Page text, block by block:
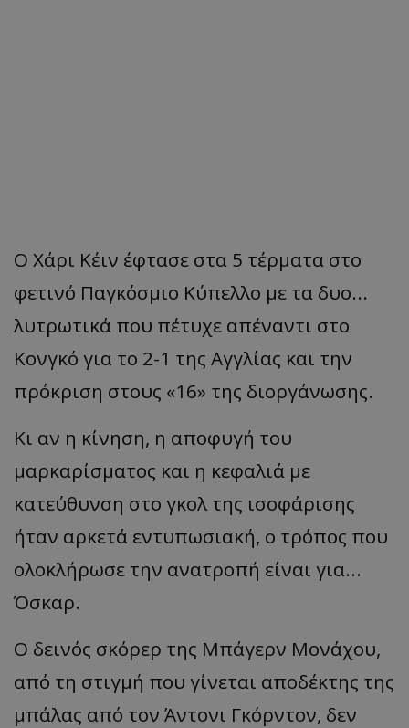
Ο Χάρι Κέιν έφτασε στα 5 τέρματα στο
φετινό Παγκόσμιο Κύπελλο με τα δυο...
λυτρωτικά που πέτυχε απέναντι στο
Κονγκό για το 2-1 της Αγγλίας και την
πρόκριση στους «16» της διοργάνωσης.
Κι αν η κίνηση, η αποφυγή του
μαρκαρίσματος και η κεφαλιά με
κατεύθυνση στο γκολ της ισοφάρισης
ήταν αρκετά εντυπωσιακή, ο τρόπος που
ολοκλήρωσε την ανατροπή είναι για...
Όσκαρ.
Ο δεινός σκόρερ της Μπάγερν Μονάχου,
από τη στιγμή που γίνεται αποδέκτης της
μπάλας από τον Άντονι Γκόρντον, δεν